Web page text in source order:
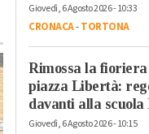
Giovedì, 6 Agosto 2026 - 10:33
CRONACA-TORTONA
Rimossa la
piazza Libertà:
davanti alla scuola
Giovedì, 6 Agosto 2026 - 10:15